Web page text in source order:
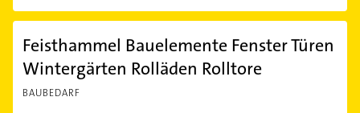
Feisthammel Bauelemente Fenster Türen
Wintergärten Rolläden Rolltore
BAUBEDARF